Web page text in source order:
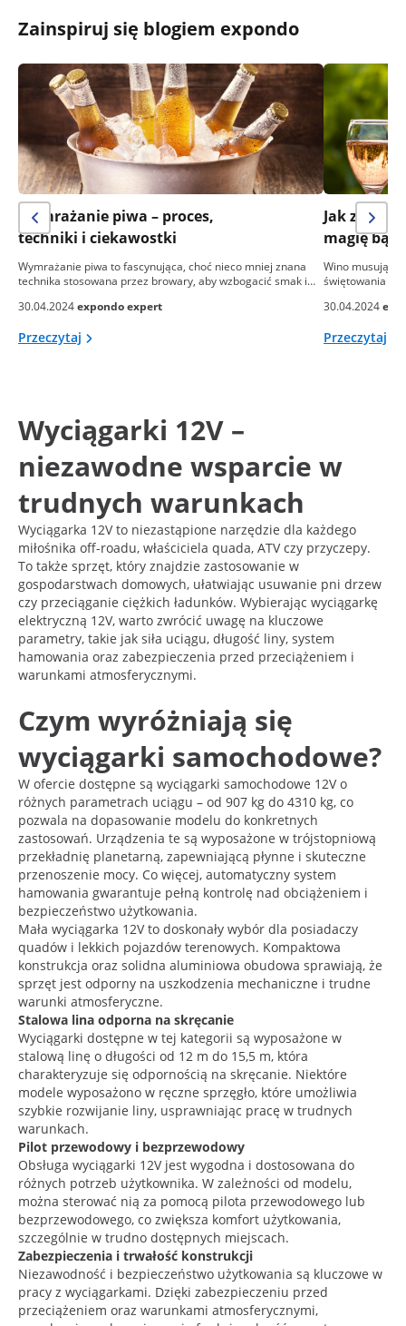
Zainspiruj się blogiem expondo
Wymrażanie piwa – proces,
techniki i ciekawostki
Wymrażanie piwa to fascynująca, choć nieco mniej znana
technika stosowana przez browary, aby wzbogacić smak i…
30.04.2024expondo expert
Przeczytaj
Jak zrobić
magię
Wino
świętowania i
30.04.2024
Przeczytaj
Wyciągarki 12V –
niezawodne wsparcie w
trudnych warunkach
Wyciągarka 12V to niezastąpione narzędzie dla każdego
miłośnika off-roadu, właściciela quada, ATV czy przyczepy.
To także sprzęt, który znajdzie zastosowanie w
gospodarstwach domowych, ułatwiając usuwanie pni drzew
czy przeciąganie ciężkich ładunków. Wybierając wyciągarkę
elektryczną 12V, warto zwrócić uwagę na kluczowe
parametry, takie jak siła uciągu, długość liny, system
hamowania oraz zabezpieczenia przed przeciążeniem i
warunkami atmosferycznymi.
Czym wyróżniają się
wyciągarki samochodowe?
W ofercie dostępne są wyciągarki samochodowe 12V o
różnych parametrach uciągu – od 907 kg do 4310 kg, co
pozwala na dopasowanie modelu do konkretnych
zastosowań. Urządzenia te są wyposażone w trójstopniową
przekładnię planetarną, zapewniającą płynne i skuteczne
przenoszenie mocy. Co więcej, automatyczny system
hamowania gwarantuje pełną kontrolę nad obciążeniem i
bezpieczeństwo użytkowania.
Mała wyciągarka 12V to doskonały wybór dla posiadaczy
quadów i lekkich pojazdów terenowych. Kompaktowa
konstrukcja oraz solidna aluminiowa obudowa sprawiają, że
sprzęt jest odporny na uszkodzenia mechaniczne i trudne
warunki atmosferyczne.
Stalowa lina odporna na skręcanie
Wyciągarki dostępne w tej kategorii są wyposażone w
stalową linę o długości od 12 m do 15,5 m, która
charakteryzuje się odpornością na skręcanie. Niektóre
modele wyposażono w ręczne sprzęgło, które umożliwia
szybkie rozwijanie liny, usprawniając pracę w trudnych
warunkach.
Pilot przewodowy i bezprzewodowy
Obsługa wyciągarki 12V jest wygodna i dostosowana do
różnych potrzeb użytkownika. W zależności od modelu,
można sterować nią za pomocą pilota przewodowego lub
bezprzewodowego, co zwiększa komfort użytkowania,
szczególnie w trudno dostępnych miejscach.
Zabezpieczenia i trwałość konstrukcji
Niezawodność i bezpieczeństwo użytkowania są kluczowe w
pracy z wyciągarkami. Dzięki zabezpieczeniu przed
przeciążeniem oraz warunkami atmosferycznymi,